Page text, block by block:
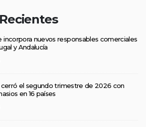
incorpora nuevos responsables comerciales
y Andalucía
el segundo trimestre de 2026 con
en 16 países